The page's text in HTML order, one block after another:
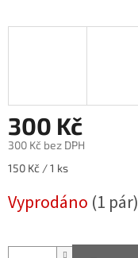
300 Kč
300 Kč bez DPH
Měrná
150 Kč / 1 ks
Vyprodáno (1 pár)